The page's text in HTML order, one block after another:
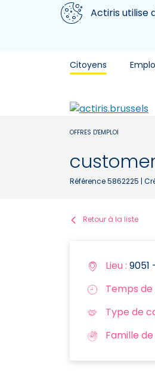
Aller au contenu principal
Nous utilisons des cookies
Actiris utilise
Citoyens
OFFRES D'EMPLOI
Référence 5862225 |
Retour à la liste
Lieu :
Temps
Type de
Famille